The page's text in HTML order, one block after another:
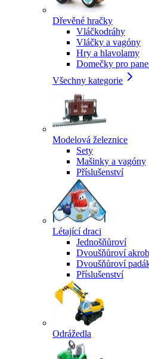
Dřevěné hračky
Vláčkodráhy
Vláčky a vagóny
Hry a hlavolamy
Domečky pro
Všechny kategorie
Modelová železnice
Sety
Mašinky a vagóny
Příslušenství
Létající draci
Jednošňůroví
Dvoušňůroví
Dvoušňůroví
Příslušenství
Odrážedla